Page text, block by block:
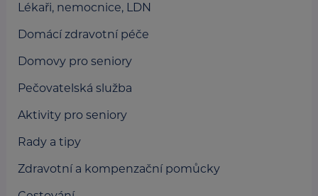
Lékaři, nemocnice, LDN
Domácí zdravotní péče
Domovy pro seniory
Pečovatelská služba
Aktivity pro seniory
Rady a tipy
Zdravotní a kompenzační pomůcky